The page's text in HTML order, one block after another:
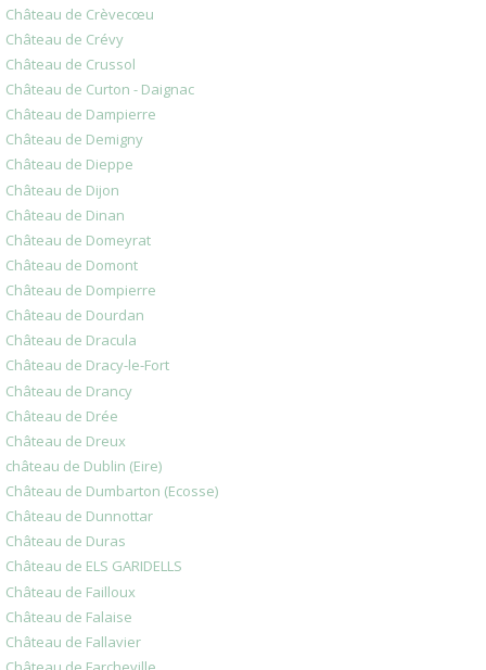
Château de Crèvecœu
Château de Crévy
Château de Crussol
Château de Curton - Daignac
Château de Dampierre
Château de Demigny
Château de Dieppe
Château de Dijon
Château de Dinan
Château de Domeyrat
Château de Domont
Château de Dompierre
Château de Dourdan
Château de Dracula
Château de Dracy-le-Fort
Château de Drancy
Château de Drée
Château de Dreux
château de Dublin (Eire)
Château de Dumbarton (Ecosse)
Château de Dunnottar
Château de Duras
Château de ELS GARIDELLS
Château de Failloux
Château de Falaise
Château de Fallavier